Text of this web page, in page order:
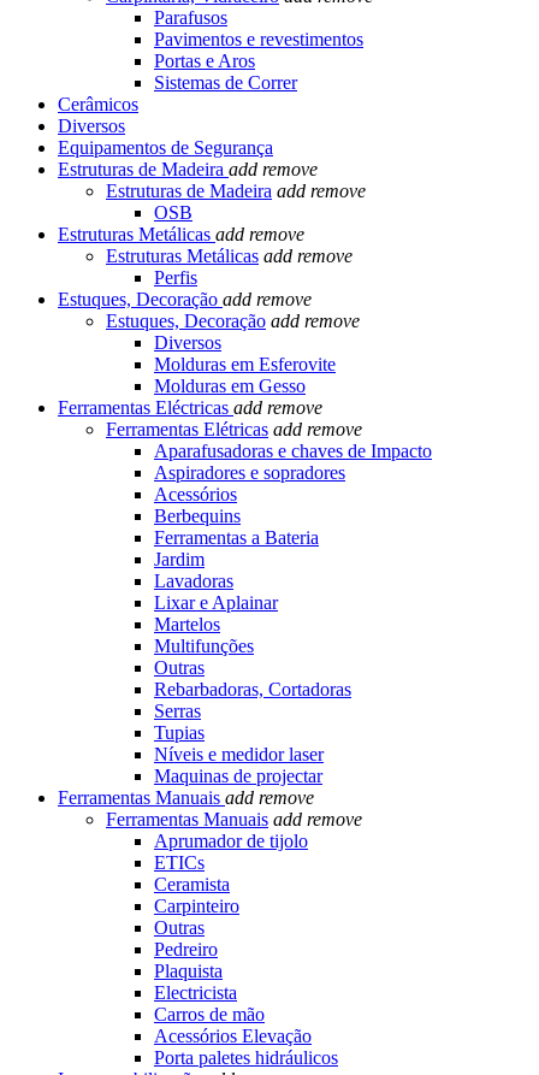
Parafusos
Pavimentos e revestimentos
Portas e Aros
Sistemas de Correr
Cerâmicos
Diversos
Equipamentos de Segurança
Estruturas de Madeira add remove
Estruturas de Madeira add remove
OSB
Estruturas Metálicas add remove
Estruturas Metálicas add remove
Perfis
Estuques, Decoração add remove
Estuques, Decoração add remove
Diversos
Molduras em Esferovite
Molduras em Gesso
Ferramentas Eléctricas add remove
Ferramentas Elétricas add remove
Aparafusadoras e chaves de Impacto
Aspiradores e sopradores
Acessórios
Berbequins
Ferramentas a Bateria
Jardim
Lavadoras
Lixar e Aplainar
Martelos
Multifunções
Outras
Rebarbadoras, Cortadoras
Serras
Tupias
Níveis e medidor laser
Maquinas de projectar
Ferramentas Manuais add remove
Ferramentas Manuais add remove
Aprumador de tijolo
ETICs
Ceramista
Carpinteiro
Outras
Pedreiro
Plaquista
Electricista
Carros de mão
Acessórios Elevação
Porta paletes hidráulicos